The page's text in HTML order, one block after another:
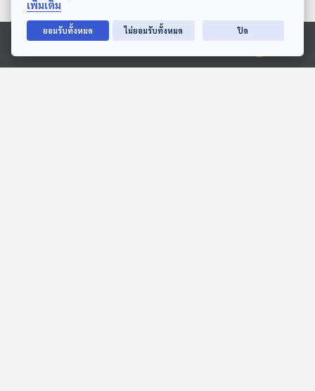
Ⓒ 2020 องค์การกระจายเสียงและแพร่ภาพสาธารณะแห่งประเทศไทย
เพิ่มเติม
ยอมรับทั้งหมด ไม่ยอมรับทั้งหมด ปิด